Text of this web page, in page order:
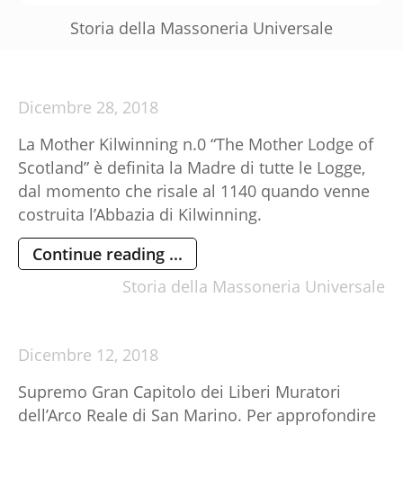
Storia della Massoneria Universale
Dicembre 28, 2018
La Mother Kilwinning n.0 “The Mother Lodge of
Scotland” è definita la Madre di tutte le Logge,
dal momento che risale al 1140 quando venne
costruita l’Abbazia di Kilwinning.
Continue reading ...
Storia della Massoneria Universale
Dicembre 12, 2018
Supremo Gran Capitolo dei Liberi Muratori
dell’Arco Reale di San Marino. Per approfondire